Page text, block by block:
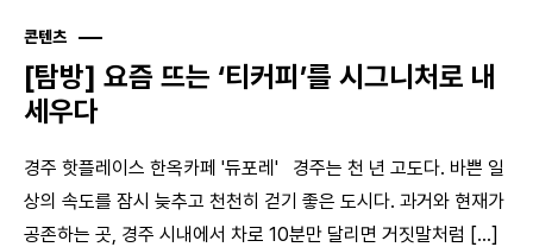
콘텐츠
[탐방] 요즘 뜨는 ‘티커피’를 시그니처로 내
세우다
경주 핫플레이스 한옥카페 '듀포레' 경주는 천 년 고도다. 바쁜 일
상의 속도를 잠시 늦추고 천천히 걷기 좋은 도시다. 과거와 현재가
공존하는 곳, 경주 시내에서 차로 10분만 달리면 거짓말처럼 [...]